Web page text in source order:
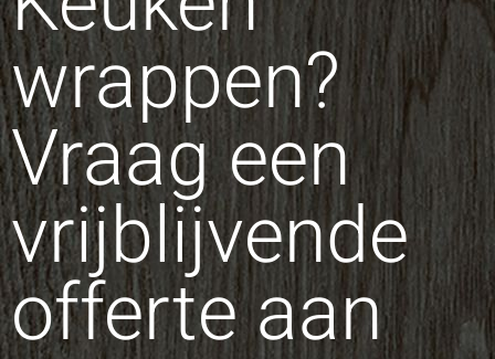
wrappen?
Vraag een
vrijblijvende
offerte aan